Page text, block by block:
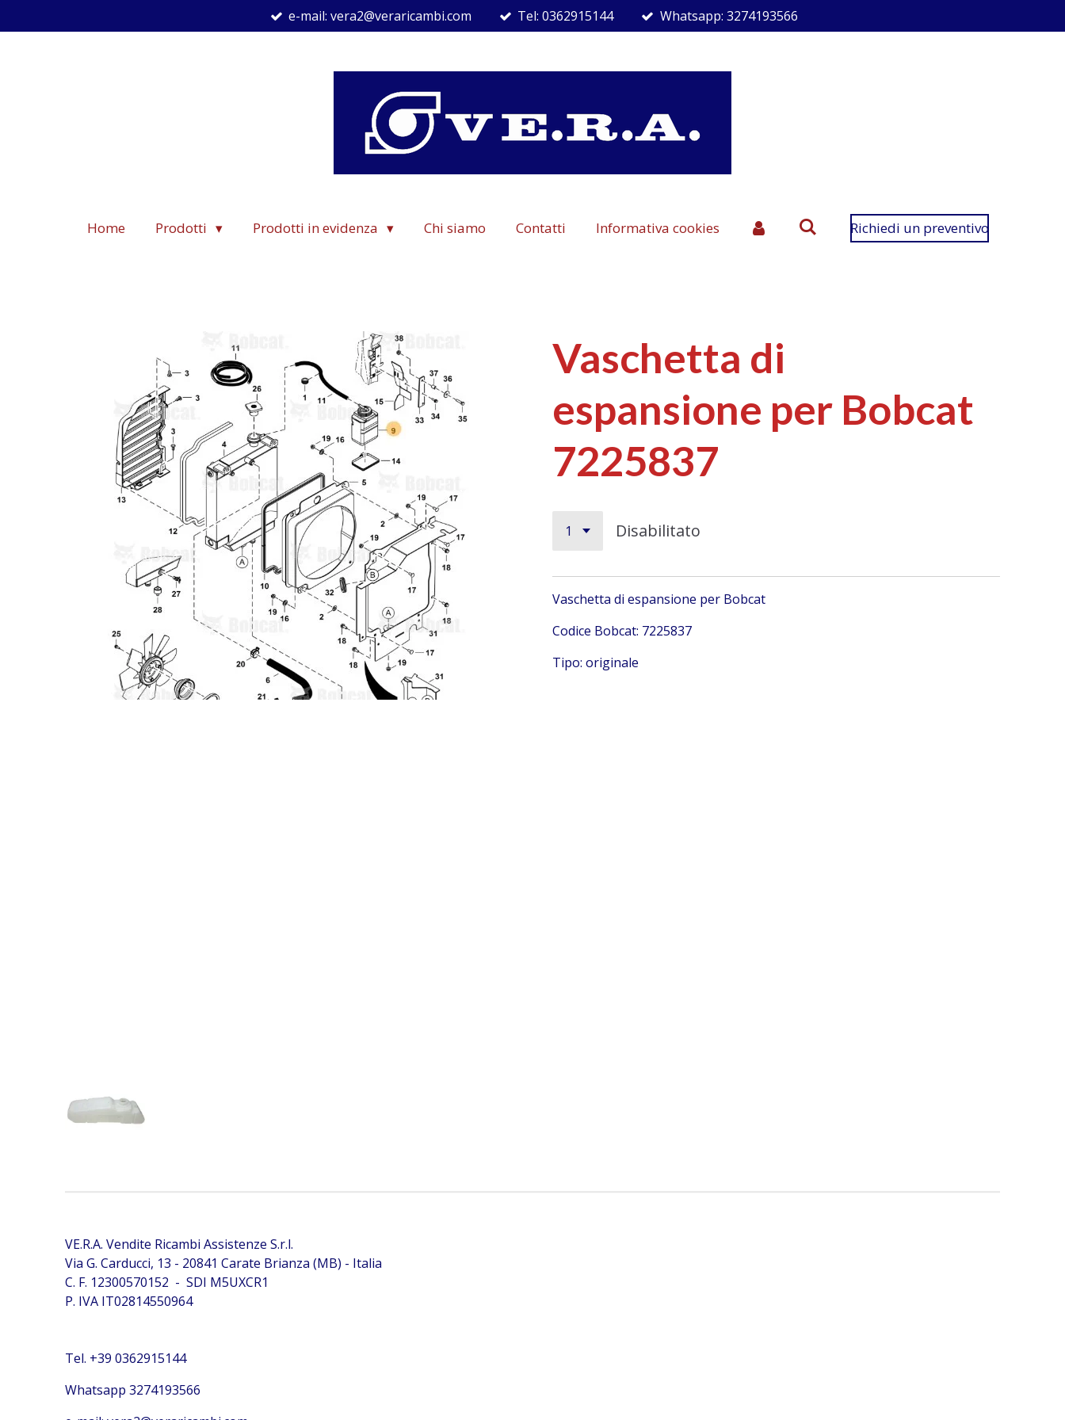
al
e-mail: vera2@veraricambi.com Tel: 0362915144 Whatsapp: 3274193566
Home Prodotti Prodotti in evidenza Chi siamo Contatti Informativa cookies Richiedi un preventivo
Vaschetta di
espansione per Bobcat
7225837
Disabilitato
Vaschetta di espansione per Bobcat
Codice Bobcat: 7225837
Tipo: originale
VE.R.A. Vendite Ricambi Assistenze S.r.l.
Via G. Carducci, 13 - 20841 Carate Brianza (MB) - Italia
C. F. 12300570152 - SDI M5UXCR1
P. IVA IT02814550964
Tel. +39 0362915144
Whatsapp 3274193566